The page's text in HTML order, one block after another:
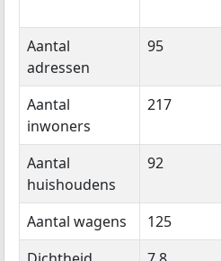
Aantal
adressen
95
Aantal
inwoners
217
Aantal
huishoudens
92
Aantal wagens 125